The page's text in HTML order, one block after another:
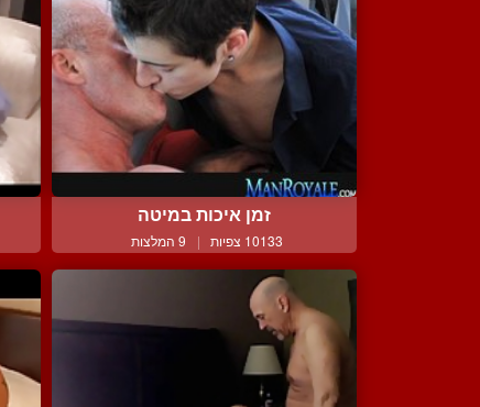
זמן איכות במיטה
10133 צפיות | 9 המלצות